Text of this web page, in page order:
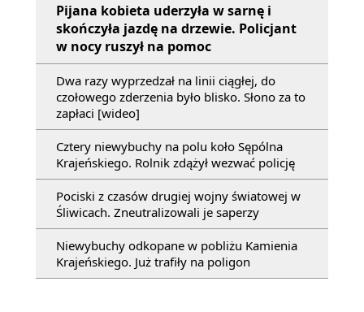
Pijana kobieta uderzyła w sarnę i
skończyła jazdę na drzewie. Policjant
w nocy ruszył na pomoc
Dwa razy wyprzedzał na linii ciągłej, do
czołowego zderzenia było blisko. Słono za to
zapłaci [wideo]
Cztery niewybuchy na polu koło Sępólna
Krajeńskiego. Rolnik zdążył wezwać policję
Pociski z czasów drugiej wojny światowej w
Śliwicach. Zneutralizowali je saperzy
Niewybuchy odkopane w pobliżu Kamienia
Krajeńskiego. Już trafiły na poligon